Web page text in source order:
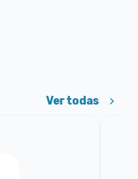
Ver todas